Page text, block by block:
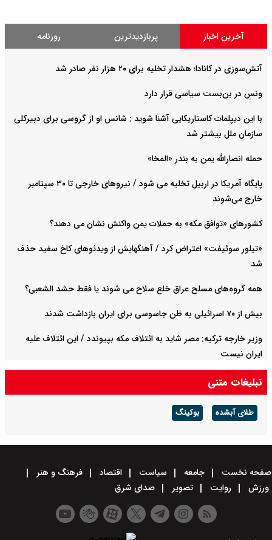
آخرین اخبار پربازدیدترین روزنامه
آتش‌سوزی در کانادا؛ هشدار تخلیه برای ۲۰ هزار نفر صادر شد
ونس در بن‌بست سیاسی قرار دارد
با این دیپلمات کاستاریکایی آشنا شوید : شانس او از گروسی برای دبیرکلی
سازمان ملل بیشتر شد
حمله انصارالله یمن به بندر «المخا»
پایگاه آمریکا در اربیل تخلیه می شود / نیروهای خارجی تا ۳۰ سپتامبر
خارج می‌شوند
کشورهای «توافق مکه» به حملات یمن واکنش نشان می دهند؟
«تیلور سوئیفت» اعتراض کرد / آهنگهایش از ویدئوهای کاخ سفید حذف
شد
همه گروه‌های مسلح عراق خلع سلاح می شوند یا فقط حشد الشعبی؟
بیش از ۷۰ اسرائیلی به ظن جاسوسی برای ایران بازداشت شدند
وزیر خارجه ترکیه: مصر شاید به ائتلاف مکه بپیوندد / این ائتلاف علیه
ایران نیست
تبلیغات متنی
طلای آبشده بوکینگ
صفحه نخست جامعه سیاست اقتصاد
فرهنگ و هنر
ورزش
روایت تصویر صدای شرق